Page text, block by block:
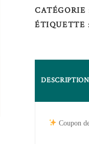
DESCRIPTION
Coupon